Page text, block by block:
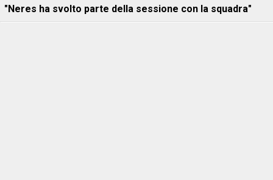
"Neres ha svolto parte della sessione con la squadra"